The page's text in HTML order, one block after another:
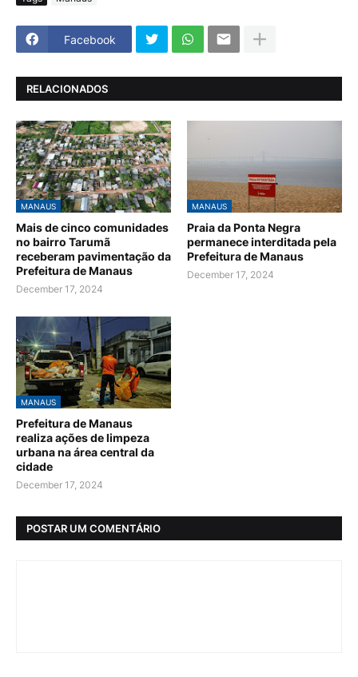
Facebook
RELACIONADOS
MANAUS
Mais de cinco comunidades
no bairro Tarumã
receberam pavimentação da
Prefeitura de Manaus
December 17, 2024
MANAUS
Praia da Ponta Negra
permanece interditada pela
Prefeitura de Manaus
December 17, 2024
MANAUS
Prefeitura de Manaus
realiza ações de limpeza
urbana na área central da
cidade
December 17, 2024
POSTAR UM COMENTÁRIO